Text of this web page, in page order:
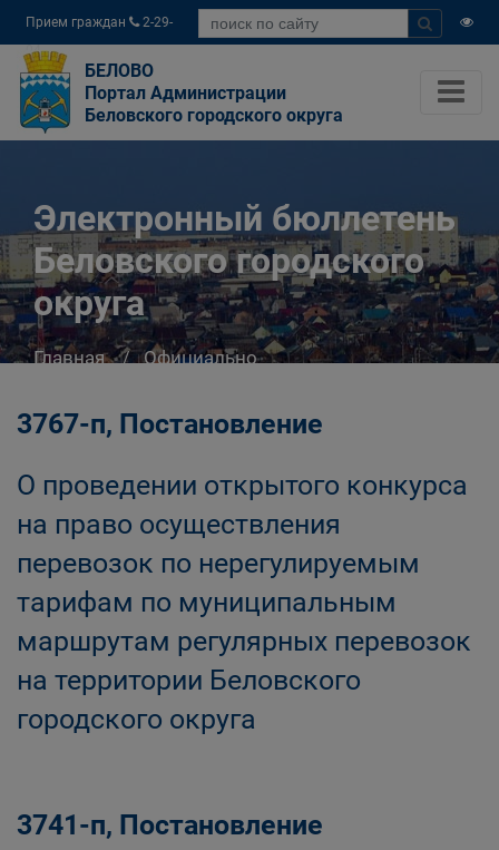
Прием граждан
2-29-
04
БЕЛОВО
Портал Администрации
Беловского городского округа
Электронный бюллетень
Беловского городского
округа
Главная
Официально
городского округа
3767-п, Постановление
О проведении открытого конкурса
на право осуществления
перевозок по нерегулируемым
тарифам по муниципальным
маршрутам регулярных перевозок
на территории Беловского
городского округа
3741-п, Постановление